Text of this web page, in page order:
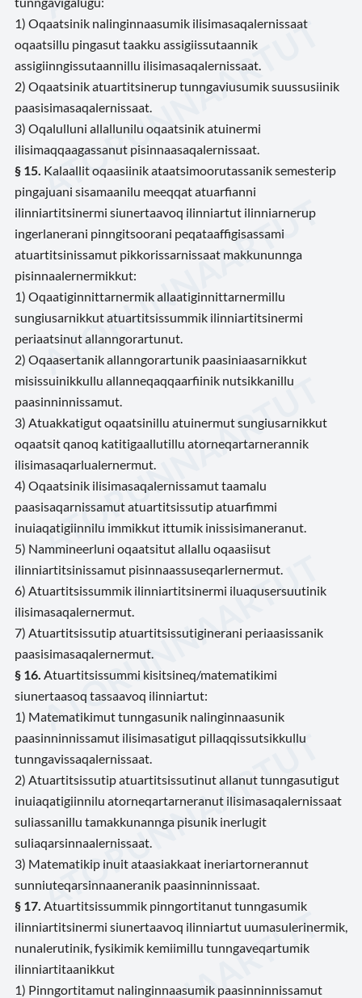
1) Oqaatsinik nalinginnaasumik ilisimasaqalernissaat
oqaatsillu pingasut taakku assigiissutaannik
assigiinngissutaannillu ilisimasaqalernissaat.
2) Oqaatsinik atuartitsinerup tunngaviusumik suussusiinik
paasisimasaqalernissaat.
3) Oqalulluni allallunilu oqaatsinik atuinermi
ilisimaqqaagassanut pisinnaasaqalernissaat.
§ 15. Kalaallit oqaasiinik ataatsimoorutassanik semesterip
pingajuani sisamaanilu meeqqat atuarfianni
ilinniartitsinermi siunertaavoq ilinniartut ilinniarnerup
ingerlanerani pinngitsoorani peqataaffigisassami
atuartitsinissamut pikkorissarnissaat makkununnga
pisinnaalernermikkut:
1) Oqaatiginnittarnermik allaatiginnittarnermillu
sungiusarnikkut atuartitsissummik ilinniartitsinermi
periaatsinut allanngorartunut.
2) Oqaasertanik allanngorartunik paasiniaasarnikkut
misissuinikkullu allanneqaqqaarfiinik nutsikkanillu
paasinninnissamut.
3) Atuakkatigut oqaatsinillu atuinermut sungiusarnikkut
oqaatsit qanoq katitigaallutillu atorneqartarnerannik
ilisimasaqarlualernermut.
4) Oqaatsinik ilisimasaqalernissamut taamalu
paasisaqarnissamut atuartitsissutip atuarfimmi
inuiaqatigiinnilu immikkut ittumik inissisimaneranut.
5) Nammineerluni oqaatsitut allallu oqaasiisut
ilinniartitsinissamut pisinnaassuseqarlernermut.
6) Atuartitsissummik ilinniartitsinermi iluaqusersuutinik
ilisimasaqalernermut.
7) Atuartitsissutip atuartitsissutiginerani periaasissanik
paasisimasaqalernermut.
§ 16. Atuartitsissummi kisitsineq/matematikimi
siunertaasoq tassaavoq ilinniartut:
1) Matematikimut tunngasunik nalinginnaasunik
paasinninnissamut ilisimasatigut pillaqqissutsikkullu
tunngavissaqalernissaat.
2) Atuartitsissutip atuartitsissutinut allanut tunngasutigut
inuiaqatigiinnilu atorneqartarneranut ilisimasaqalernissaat
suliassanillu tamakkunannga pisunik inerlugit
suliaqarsinnaalernissaat.
3) Matematikip inuit ataasiakkaat ineriartornerannut
sunniuteqarsinnaaneranik paasinninnissaat.
§ 17. Atuartitsissummik pinngortitanut tunngasumik
ilinniartitsinermi siunertaavoq ilinniartut uumasulerinermik,
nunalerutinik, fysikimik kemiimillu tunngaveqartumik
ilinniartitaanikkut
1) Pinngortitamut nalinginnaasumik paasinninnissamut